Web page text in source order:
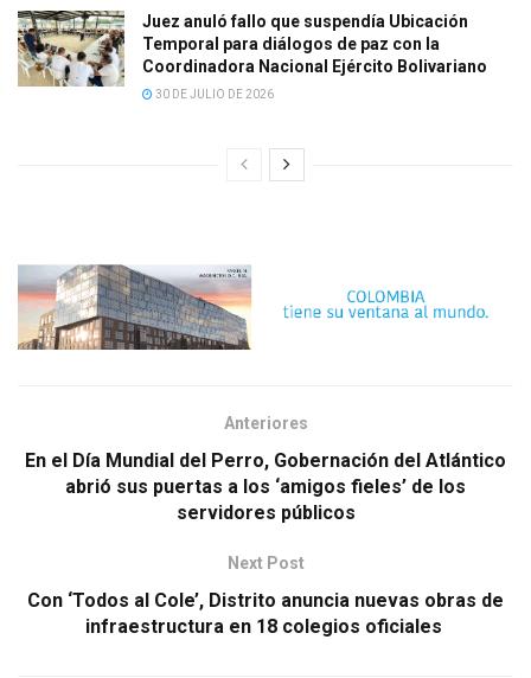
Juez anuló fallo que suspendía Ubicación
Temporal para diálogos de paz con la
Coordinadora Nacional Ejército Bolivariano
30 DE JULIO DE 2026
Anteriores
En el Día Mundial del Perro, Gobernación del Atlántico
abrió sus puertas a los ‘amigos fieles’ de los
servidores públicos
Next Post
Con ‘Todos al Cole’, Distrito anuncia nuevas obras de
infraestructura en 18 colegios oficiales